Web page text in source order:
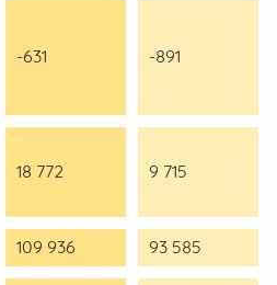
-631 -891
18 772 9 715
109 936 93 585